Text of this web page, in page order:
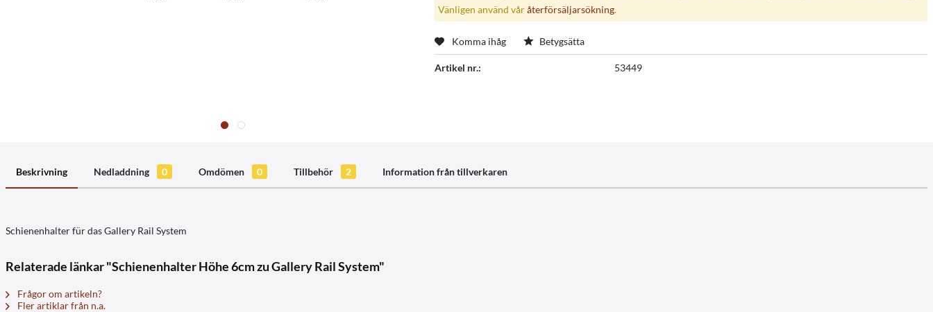
Vänligen använd våråterförsäljarsökning.
Komma ihåg Betygsätta
Artikel nr.: 53449
Beskrivning Nedladdning 0 Omdömen 0 Tillbehör 2 Information från tillverkaren
Schienenhalter für das Gallery Rail System
Relaterade länkar "Schienenhalter Höhe 6cm zu Gallery Rail System"
Frågor om artikeln?
Fler artiklar från n.a.